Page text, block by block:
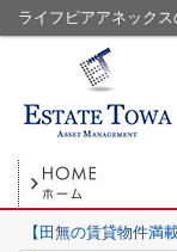
【田無の賃貸物件満